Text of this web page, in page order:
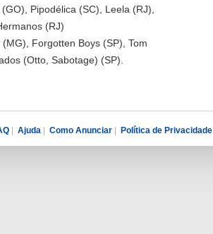
Pipodélica (SC), Leela (RJ),
(RJ)
(MG), Forgotten Boys (SP), Tom
(Otto, Sabotage) (SP).
Ajuda Como Anunciar Política de Privacidade